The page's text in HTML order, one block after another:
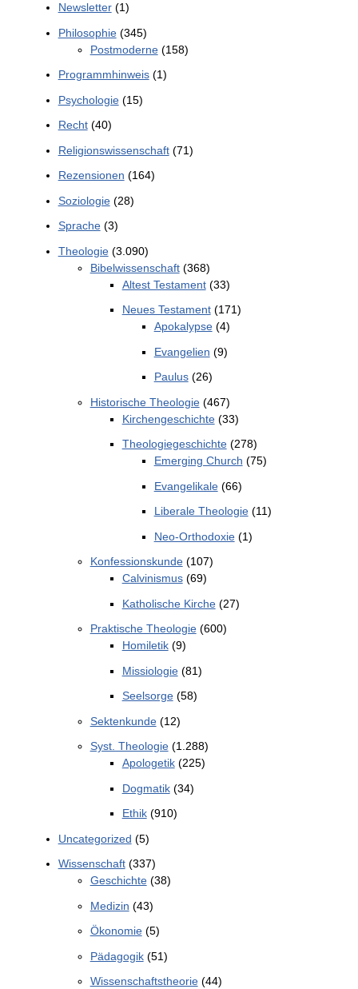
Newsletter(1)
Philosophie(345)
Postmoderne(158)
Programmhinweis(1)
Psychologie(15)
Recht(40)
Religionswissenschaft(71)
Rezensionen (164)
Soziologie(28)
Sprache(3)
Theologie(3.090)
Bibelwissenschaft(368)
Altest Testament(33)
Neues Testament(171)
Apokalypse(4)
Evangelien (9)
Paulus(26)
Historische Theologie(467)
Kirchengeschichte(33)
Theologiegeschichte(278)
Emerging Church (75)
Evangelikale(66)
Liberale Theologie(11)
Neo-Orthodoxie(1)
Konfessionskunde(107)
Calvinismus(69)
Katholische Kirche(27)
Praktische Theologie(600)
Homiletik(9)
Missiologie(81)
Seelsorge(58)
Sektenkunde(12)
Syst. Theologie(1.288)
Apologetik(225)
Dogmatik(34)
Ethik(910)
Uncategorized (5)
Wissenschaft(337)
Geschichte(38)
Medizin (43)
Ökonomie(5)
Pädagogik(51)
Wissenschaftstheorie(44)